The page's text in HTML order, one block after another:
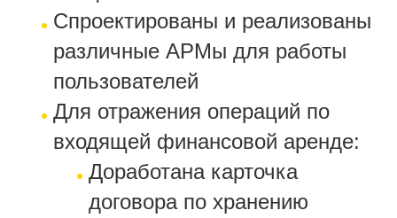
Спроектированы и реализованы
различные АРМы для работы
пользователей
Для отражения операций по
входящей финансовой аренде:
Доработана карточка
договора по хранению